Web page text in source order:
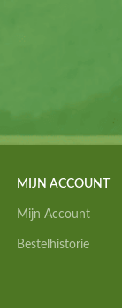
MIJN ACCOUNT
Mijn Account
Bestelhistorie